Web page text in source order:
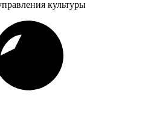
культуры